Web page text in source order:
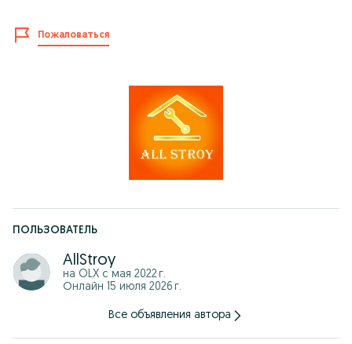
09:00~23:00 с понедельника-субботу
10:00~22:00 воскресенье
Пожаловаться
ПОЛЬЗОВАТЕЛЬ
AllStroy
на OLX с мая 2022 г.
Онлайн 15 июля 2026 г.
Все объявления автора